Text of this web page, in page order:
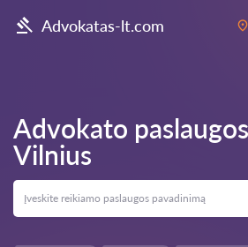
Advokatas-lt.com
Advokato
Vilnius